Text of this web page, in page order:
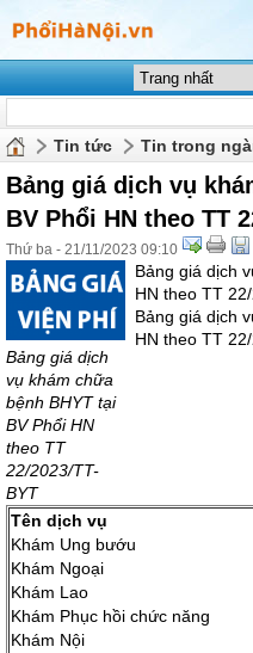
Tin tức Tin trong
Bảng giá dịch vụ
BV Phổi HN theo TT
Thứ ba - 21/11/2023 09:10
Bảng giá dịch
vụ khám chữa
bệnh BHYT tại
BV Phổi HN
theo TT
22/2023/TT-
BYT
Bảng giá dịch
HN theo TT
Bảng giá dịch
HN theo TT
Tên dịch vụ
Khám Ung bướu
Khám Ngoại
Khám Lao
Khám Phục hồi chức năng
Khám Nội